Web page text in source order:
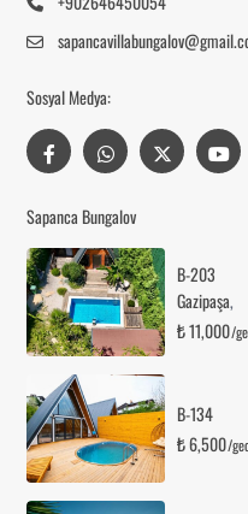
Sosyal Medya:
Sapanca Bungalov
B-203
Gazipaşa,
₺ 11,000/
B-134
₺ 6,500/